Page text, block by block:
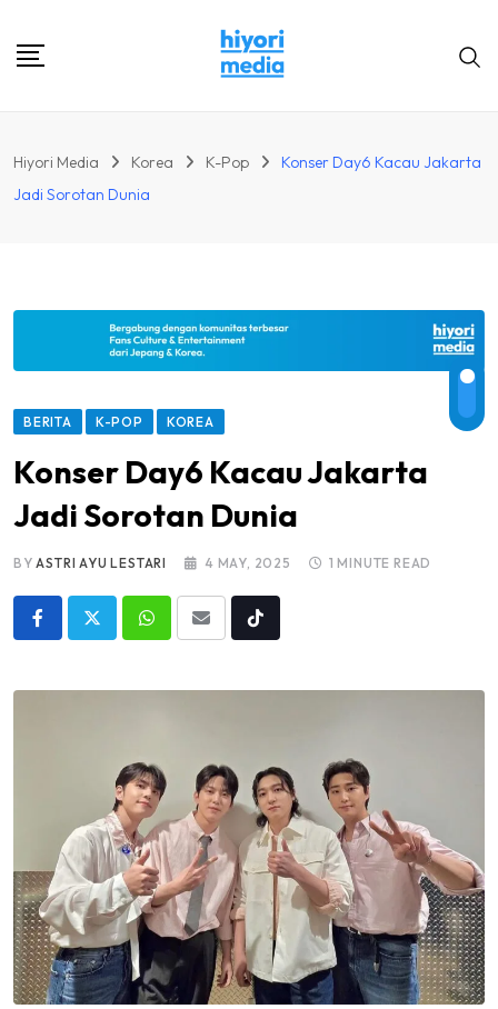
Hiyori Media Korea K-Pop
Konser Day6 Kacau Jakarta
Jadi Sorotan Dunia
BERITA K-POP KOREA
Konser Day6 Kacau Jakarta
Jadi Sorotan Dunia
BYASTRI AYU LESTARI 4 MAY, 2025 1 MINUTE READ
Whatsapp
Share
Email
Tiktok